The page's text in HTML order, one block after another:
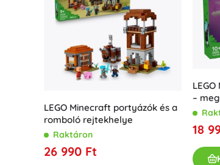
Mikroszkópok és távcsövek
+Mutasson többet
Kiegészítők
Elemtípusok
Pumpák
Üzletfelszerelés
LEGO Minecraft portyázók és a
romboló rejtekhelye
Raktáron
26 990 Ft
–
18